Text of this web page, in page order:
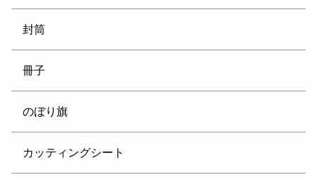
封筒
冊子
のぼり旗
カッティングシート